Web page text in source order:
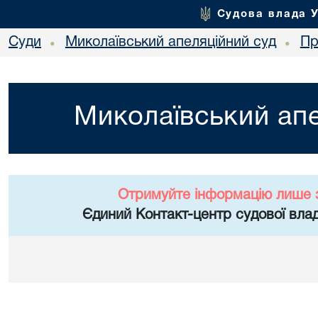
Судова влада
Суди • Миколаївський апеляційний суд •
Миколаївський
Отримуйте інформацію лише
Єдиний Контакт-центр судової